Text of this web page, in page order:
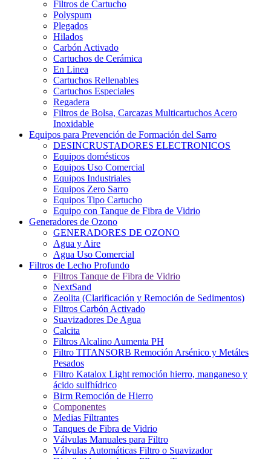
Filtros de Cartucho
Polyspum
Plegados
Hilados
Carbón Activado
Cartuchos de Cerámica
En Linea
Cartuchos Rellenables
Cartuchos Especiales
Regadera
Filtros de Bolsa, Carcazas Multicartuchos Acero
Inoxidable
Equipos para Prevención de Formación del Sarro
DESINCRUSTADORES ELECTRONICOS
Equipos domésticos
Equipos Uso Comercial
Equipos Industriales
Equipos Zero Sarro
Equipos Tipo Cartucho
Equipo con Tanque de Fibra de Vidrio
Generadores de Ozono
GENERADORES DE OZONO
Agua y Aire
Agua Uso Comercial
Filtros de Lecho Profundo
Filtros Tanque de Fibra de Vidrio
NextSand
Zeolita (Clarificación y Remoción de Sedimentos)
Filtros Carbón Activado
Suavizadores De Agua
Calcita
Filtros Alcalino Aumenta PH
Filtro TITANSORB Remoción Arsénico y Metáles
Pesados
Filtro Katalox Light remoción hierro, manganeso y
ácido sulfhídrico
Birm Remoción de Hierro
Componentes
Medias Filtrantes
Tanques de Fibra de Vidrio
Válvulas Manuales para Filtro
Válvulas Automáticas Filtro o Suavizador